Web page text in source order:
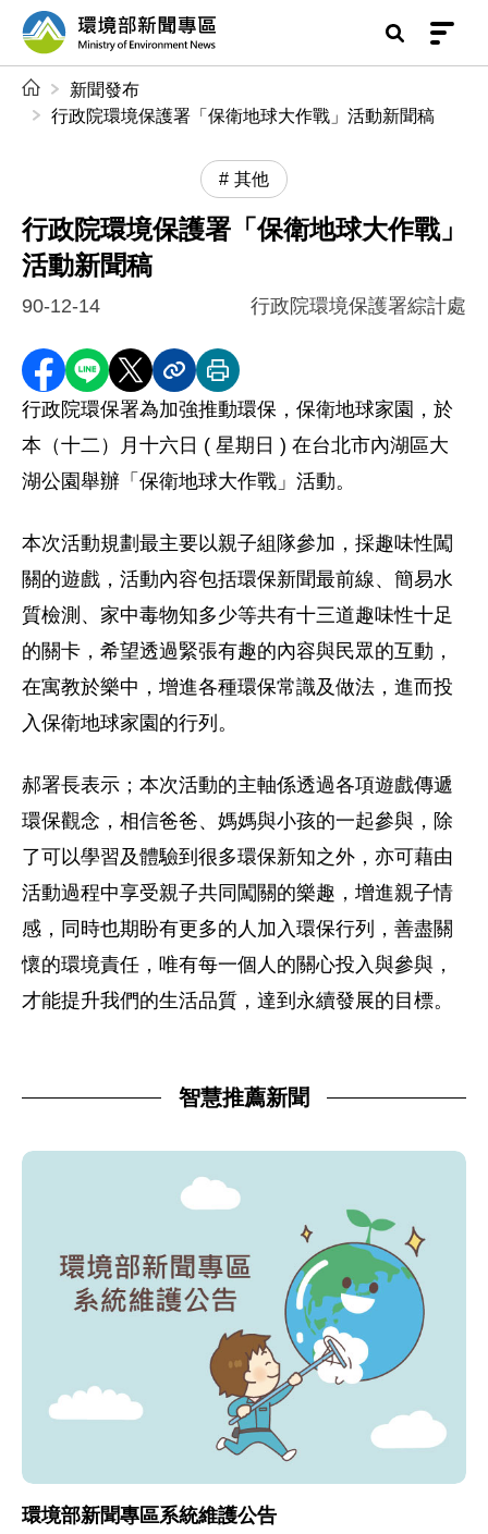
前往中央內容區塊
環境部新聞專區
新聞發布
行政院環境保護署「保衛地球大作戰」活動新聞稿
其他
行政院環境保護署「保衛地球大作戰」
活動新聞稿
90-12-14 行政院環境保護署綜計處
分享至 Facebook
分享到 LINE
分享到 X分享內容連結
列印本頁
行政院環保署為加強推動環保，保衛地球家園，於
本（十二）月十六日 ( 星期日 ) 在台北市內湖區大
湖公園舉辦「保衛地球大作戰」活動。
本次活動規劃最主要以親子組隊參加，採趣味性闖
關的遊戲，活動內容包括環保新聞最前線、簡易水
質檢測、家中毒物知多少等共有十三道趣味性十足
的關卡，希望透過緊張有趣的內容與民眾的互動，
在寓教於樂中，增進各種環保常識及做法，進而投
入保衛地球家園的行列。
郝署長表示；本次活動的主軸係透過各項遊戲傳遞
環保觀念，相信爸爸、媽媽與小孩的一起參與，除
了可以學習及體驗到很多環保新知之外，亦可藉由
活動過程中享受親子共同闖關的樂趣，增進親子情
感，同時也期盼有更多的人加入環保行列，善盡關
懷的環境責任，唯有每一個人的關心投入與參與，
才能提升我們的生活品質，達到永續發展的目標。
智慧推薦新聞
環境部新聞專區系統維護公告